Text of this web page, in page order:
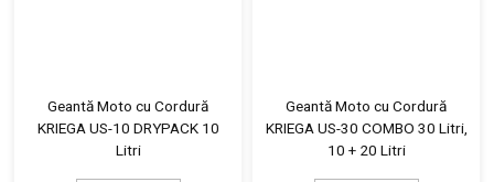
Geantă Moto cu Cordură
KRIEGA US-10 DRYPACK 10
Litri
Geantă Moto cu Cordură
KRIEGA US-30 COMBO 30 Litri,
10 + 20 Litri